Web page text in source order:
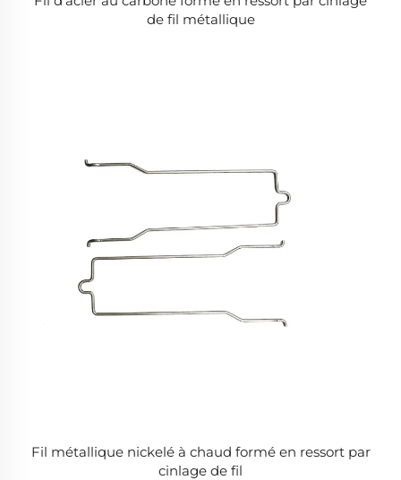
de fil métallique
Fil métallique nickelé à chaud formé en ressort par
cinlage de fil